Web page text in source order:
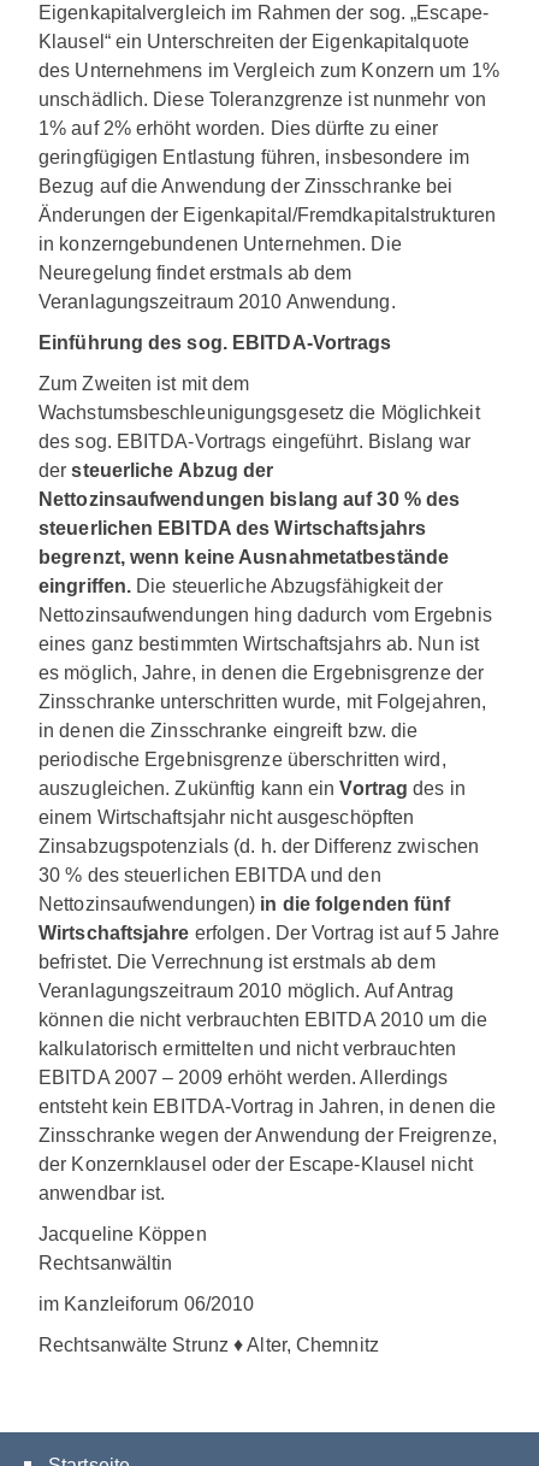
Eigenkapitalvergleich im Rahmen der sog. „Escape-
Klausel“ ein Unterschreiten der Eigenkapitalquote
des Unternehmens im Vergleich zum Konzern um 1%
unschädlich. Diese Toleranzgrenze ist nunmehr von
1% auf 2% erhöht worden. Dies dürfte zu einer
geringfügigen Entlastung führen, insbesondere im
Bezug auf die Anwendung der Zinsschranke bei
Änderungen der Eigenkapital/Fremdkapitalstrukturen
in konzerngebundenen Unternehmen. Die
Neuregelung findet erstmals ab dem
Veranlagungszeitraum 2010 Anwendung.
Einführung des sog. EBITDA-Vortrags
Zum Zweiten ist mit dem
Wachstumsbeschleunigungsgesetz die Möglichkeit
des sog. EBITDA-Vortrags eingeführt. Bislang war
dersteuerliche Abzug der
Nettozinsaufwendungen bislang auf 30 % des
steuerlichen EBITDA des Wirtschaftsjahrs
begrenzt, wenn keine Ausnahmetatbestände
eingriffen. Die steuerliche Abzugsfähigkeit der
Nettozinsaufwendungen hing dadurch vom Ergebnis
eines ganz bestimmten Wirtschaftsjahrs ab. Nun ist
es möglich, Jahre, in denen die Ergebnisgrenze der
Zinsschranke unterschritten wurde, mit Folgejahren,
in denen die Zinsschranke eingreift bzw. die
periodische Ergebnisgrenze überschritten wird,
auszugleichen. Zukünftig kann einVortrag des in
einem Wirtschaftsjahr nicht ausgeschöpften
Zinsabzugspotenzials (d. h. der Differenz zwischen
30 % des steuerlichen EBITDA und den
Nettozinsaufwendungen) in die folgenden fünf
Wirtschaftsjahre erfolgen. Der Vortrag ist auf 5 Jahre
befristet. Die Verrechnung ist erstmals ab dem
Veranlagungszeitraum 2010 möglich. Auf Antrag
können die nicht verbrauchten EBITDA 2010 um die
kalkulatorisch ermittelten und nicht verbrauchten
EBITDA 2007 – 2009 erhöht werden. Allerdings
entsteht kein EBITDA-Vortrag in Jahren, in denen die
Zinsschranke wegen der Anwendung der Freigrenze,
der Konzernklausel oder der Escape-Klausel nicht
anwendbar ist.
Jacqueline Köppen
Rechtsanwältin
im Kanzleiforum 06/2010
Rechtsanwälte Strunz ♦ Alter, Chemnitz